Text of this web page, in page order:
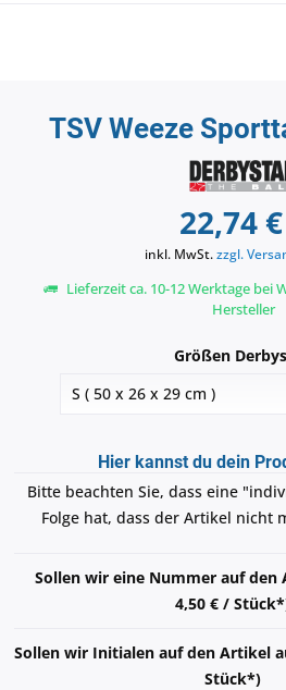
TSV Weeze
22,74
inkl. MwSt.zzgl.
Lieferzeit ca. 10-12 Werktage bei
Hersteller
Größen
Hier kannst du dein
Bitte beachten Sie, dass eine
Folge hat, dass der Artikel nicht
Sollen wir eine Nummer auf den
4,50 € /
Sollen wir Initialen auf den Artikel
Stück*)